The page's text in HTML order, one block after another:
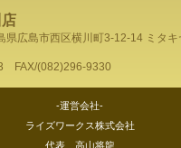
県広島市西区横川町3-12-14 ミタ
FAX/(082)296-9330
-運営会社-
ライズワークス株式会社
代表 高山将龍